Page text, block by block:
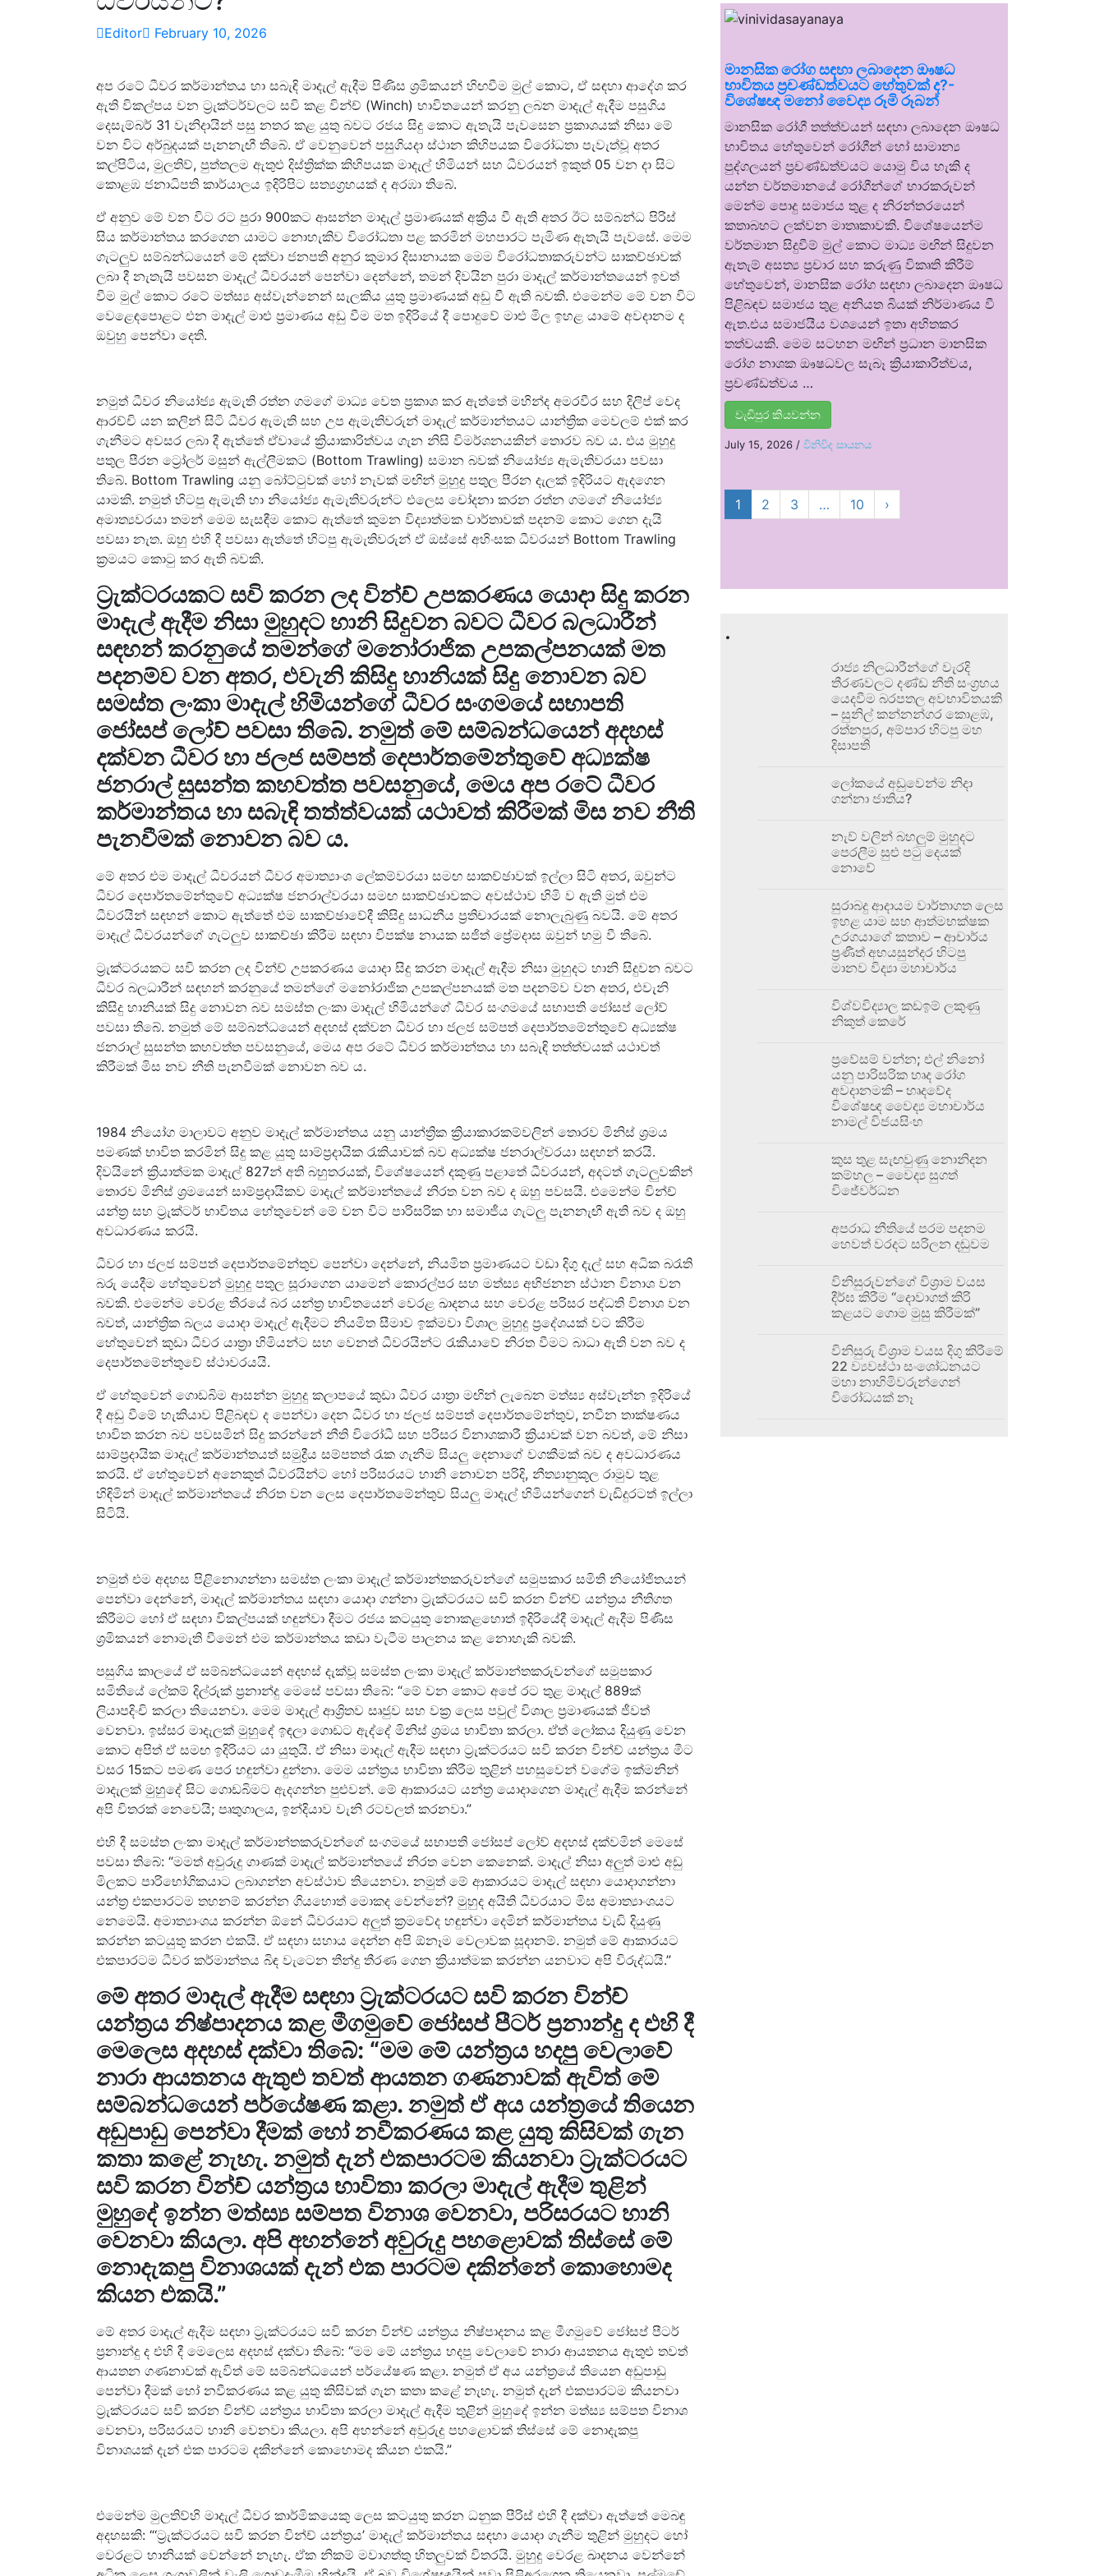
Editor February 10, 2026
අප රටේ ධීවර කර්මාන්තය හා සබැඳි මාදැල් ඇදීම පිණිස ශ්‍රමිකයන් හිඟවීම මුල් කොට, ඒ සඳහා ආදේශ කර
ඇති විකල්පය වන ට්‍රැක්ටර්වලට සවි කළ වින්ච් (Winch) භාවිතයෙන් කරනු ලබන මාදැල් ඇදීම පසුගිය
දෙසැම්බර් 31 වැනිදායින් පසු නතර කළ යුතු බවට රජය සිදු කොට ඇතැයි පැවසෙන ප්‍රකාශයක් නිසා මේ
වන විට අර්බුදයක් පැනනැඟී තිබේ. ඒ වෙනුවෙන් පසුගියදා ස්ථාන කිහිපයක විරෝධතා පැවැත්වූ අතර
කල්පිටිය, මුලතිව්, පුත්තලම ඇතුළු දිස්ත්‍රික්ක කිහිපයක මාදැල් හිමියන් සහ ධීවරයන් ඉකුත් 05 වන දා සිට
කොළඹ ජනාධිපති කාර්යාලය ඉදිරිපිට සත්‍යග්‍රහයක් ද අරඹා තිබේ.
ඒ අනුව මේ වන විට රට පුරා 900කට ආසන්න මාදැල් ප්‍රමාණයක් අක්‍රිය වී ඇති අතර ඊට සම්බන්ධ පිරිස්
සිය කර්මාන්තය කරගෙන යාමට නොහැකිව විරෝධතා පළ කරමින් මහපාරට පැමිණ ඇතැයි පැවසේ. මෙම
ගැටලුව සම්බන්ධයෙන් මේ දක්වා ජනපති අනුර කුමාර දිසානායක මෙම විරෝධතාකරුවන්ට සාකච්ඡාවක්
ලබා දී නැතැයි පවසන මාදැල් ධීවරයන් පෙන්වා දෙන්නේ, තමන් දිවයින පුරා මාදැල් කර්මාන්තයෙන් ඉවත්
වීම මුල් කොට රටේ මත්ස්‍ය අස්වැන්නෙන් සැලකිය යුතු ප්‍රමාණයක් අඩු වී ඇති බවකි. එමෙන්ම මේ වන විට
වෙළෙඳපොළට එන මාදැල් මාළු ප්‍රමාණය අඩු වීම මත ඉදිරියේ දී පොදුවේ මාළු මිල ඉහළ යාමේ අවදානම ද
ඔවුහු පෙන්වා දෙති.
නමුත් ධීවර නියෝජ්‍ය ඇමැති රත්න ගමගේ මාධ්‍ය වෙත ප්‍රකාශ කර ඇත්තේ මහින්ද අමරවීර සහ දිලිප් වෙද
ආරච්චි යන කලින් සිටි ධීවර ඇමැති සහ උප ඇමැතිවරුන් මාදැල් කර්මාන්තයට යාන්ත්‍රික මෙවලම් එක් කර
ගැනීමට අවසර ලබා දී ඇත්තේ ඒවායේ ක්‍රියාකාරිත්වය ගැන නිසි විමර්ශනයකින් තොරව බව ය. එය මුහුදු
පතුල පීරන ට්‍රෝලර් මසුන් ඇල්ලීමකට (Bottom Trawling) සමාන බවක් නියෝජ්‍ය ඇමැතිවරයා පවසා
තිබේ. Bottom Trawling යනු බෝට්ටුවක් හෝ නැවක් මඟින් මුහුදු පතුල පීරන දැලක් ඉදිරියට ඇදගෙන
යාමකි. නමුත් හිටපු ඇමැති හා නියෝජ්‍ය ඇමැතිවරුන්ට එලෙස චෝදනා කරන රත්න ගමගේ නියෝජ්‍ය
අමාත්‍යවරයා තමන් මෙම සැසඳීම කොට ඇත්තේ කුමන විද්‍යාත්මක වාර්තාවක් පදනම් කොට ගෙන දැයි
පවසා නැත. ඔහු එහි දී පවසා ඇත්තේ හිටපු ඇමැතිවරුන් ඒ ඔස්සේ අහිංසක ධීවරයන් Bottom Trawling
ක්‍රමයට කොටු කර ඇති බවකි.
ට්‍රැක්ටරයකට සවි කරන ලද වින්ච් උපකරණය යොදා සිදු කරන
මාදැල් ඇදීම නිසා මුහුදට හානි සිදුවන බවට ධීවර බලධාරීන්
සඳහන් කරනුයේ තමන්ගේ මනෝරාජික උපකල්පනයක් මත
පදනම්ව වන අතර, එවැනි කිසිදු හානියක් සිදු නොවන බව
සමස්ත ලංකා මාදැල් හිමියන්ගේ ධීවර සංගමයේ සභාපති
ජෝසප් ලෝව් පවසා තිබේ. නමුත් මේ සම්බන්ධයෙන් අදහස්
දක්වන ධීවර හා ජලජ සම්පත් දෙපාර්තමේන්තුවේ අධ්‍යක්ෂ
ජනරාල් සුසන්ත කහවත්ත පවසනුයේ, මෙය අප රටේ ධීවර
කර්මාන්තය හා සබැඳි තත්ත්වයක් යථාවත් කිරීමක් මිස නව නීති
පැනවීමක් නොවන බව ය.
මේ අතර එම මාදැල් ධීවරයන් ධීවර අමාත්‍යාංශ ලේකම්වරයා සමඟ සාකච්ඡාවක් ඉල්ලා සිටි අතර, ඔවුන්ට
ධීවර දෙපාර්තමේන්තුවේ අධ්‍යක්ෂ ජනරාල්වරයා සමඟ සාකච්ඡාවකට අවස්ථාව හිමි ව ඇති මුත් එම
ධීවරයින් සඳහන් කොට ඇත්තේ එම සාකච්ඡාවේදී කිසිදු සාධනීය ප්‍රතිචාරයක් නොලැබුණු බවයි. මේ අතර
මාදැල් ධීවරයන්ගේ ගැටලුව සාකච්ඡා කිරීම සඳහා විපක්ෂ නායක සජිත් ප්‍රේමදාස ඔවුන් හමු වී තිබේ.
ට්‍රැක්ටරයකට සවි කරන ලද වින්ච් උපකරණය යොදා සිදු කරන මාදැල් ඇදීම නිසා මුහුදට හානි සිදුවන බවට
ධීවර බලධාරීන් සඳහන් කරනුයේ තමන්ගේ මනෝරාජික උපකල්පනයක් මත පදනම්ව වන අතර, එවැනි
කිසිදු හානියක් සිදු නොවන බව සමස්ත ලංකා මාදැල් හිමියන්ගේ ධීවර සංගමයේ සභාපති ජෝසප් ලෝව්
පවසා තිබේ. නමුත් මේ සම්බන්ධයෙන් අදහස් දක්වන ධීවර හා ජලජ සම්පත් දෙපාර්තමේන්තුවේ අධ්‍යක්ෂ
ජනරාල් සුසන්ත කහවත්ත පවසනුයේ, මෙය අප රටේ ධීවර කර්මාන්තය හා සබැඳි තත්ත්වයක් යථාවත්
කිරීමක් මිස නව නීති පැනවීමක් නොවන බව ය.
1984 නියෝග මාලාවට අනුව මාදැල් කර්මාන්තය යනු යාන්ත්‍රික ක්‍රියාකාරකම්වලින් තොරව මිනිස් ශ්‍රමය
පමණක් භාවිත කරමින් සිදු කළ යුතු සාම්ප්‍රදායික රැකියාවක් බව අධ්‍යක්ෂ ජනරාල්වරයා සඳහන් කරයි.
දිවයිනේ ක්‍රියාත්මක මාදැල් 827න් අති බහුතරයක්, විශේෂයෙන් දකුණු පළාතේ ධීවරයන්, අදටත් ගැටලුවකින්
තොරව මිනිස් ශ්‍රමයෙන් සාම්ප්‍රදායිකව මාදැල් කර්මාන්තයේ නිරත වන බව ද ඔහු පවසයි. එමෙන්ම වින්ච්
යන්ත්‍ර සහ ට්‍රැක්ටර් භාවිතය හේතුවෙන් මේ වන විට පාරිසරික හා සමාජීය ගැටලු පැනනැඟී ඇති බව ද ඔහු
අවධාරණය කරයි.
ධීවර හා ජලජ සම්පත් දෙපාර්තමේන්තුව පෙන්වා දෙන්නේ, නියමිත ප්‍රමාණයට වඩා දිගු දැල් සහ අධික බරැති
බරු යෙදීම හේතුවෙන් මුහුදු පතුල සූරාගෙන යාමෙන් කොරල්පර සහ මත්ස්‍ය අභිජනන ස්ථාන විනාශ වන
බවකි. එමෙන්ම වෙරළ තීරයේ බර යන්ත්‍ර භාවිතයෙන් වෙරළ ඛාදනය සහ වෙරළ පරිසර පද්ධති විනාශ වන
බවත්, යාන්ත්‍රික බලය යොදා මාදැල් ඇදීමට නියමිත සීමාව ඉක්මවා විශාල මුහුදු ප්‍රදේශයක් වට කිරීම
හේතුවෙන් කුඩා ධීවර යාත්‍රා හිමියන්ට සහ වෙනත් ධීවරයින්ට රැකියාවේ නිරත වීමට බාධා ඇති වන බව ද
දෙපාර්තමේන්තුවේ ස්ථාවරයයි.
ඒ හේතුවෙන් ගොඩබිම ආසන්න මුහුදු කලාපයේ කුඩා ධීවර යාත්‍රා මඟින් ලැබෙන මත්ස්‍ය අස්වැන්න ඉදිරියේ
දී අඩු වීමේ හැකියාව පිළිබඳව ද පෙන්වා දෙන ධීවර හා ජලජ සම්පත් දෙපාර්තමේන්තුව, නවීන තාක්ෂණය
භාවිත කරන බව පවසමින් සිදු කරන්නේ නීති විරෝධී සහ පරිසර විනාශකාරී ක්‍රියාවක් වන බවත්, මේ නිසා
සාම්ප්‍රදායික මාදැල් කර්මාන්තයත් සමුද්‍රීය සම්පතත් රැක ගැනීම සියලු දෙනාගේ වගකීමක් බව ද අවධාරණය
කරයි. ඒ හේතුවෙන් අනෙකුත් ධීවරයින්ට හෝ පරිසරයට හානි නොවන පරිදි, නීත්‍යානුකූල රාමුව තුළ
හිඳිමින් මාදැල් කර්මාන්තයේ නිරත වන ලෙස දෙපාර්තමේන්තුව සියලු මාදැල් හිමියන්ගෙන් වැඩිදුරටත් ඉල්ලා
සිටියි.
නමුත් එම අදහස පිළිනොගන්නා සමස්ත ලංකා මාදැල් කර්මාන්තකරුවන්ගේ සමුපකාර සමිති නියෝජිතයන්
පෙන්වා දෙන්නේ, මාදැල් කර්මාන්තය සඳහා යොදා ගන්නා ට්‍රැක්ටරයට සවි කරන වින්ච් යන්ත්‍රය නීතිගත
කිරීමට හෝ ඒ සඳහා විකල්පයක් හඳුන්වා දීමට රජය කටයුතු නොකළහොත් ඉදිරියේදී මාදැල් ඇදීම පිණිස
ශ්‍රමිකයන් නොමැති වීමෙන් එම කර්මාන්තය කඩා වැටීම පාලනය කළ නොහැකි බවකි.
පසුගිය කාලයේ ඒ සම්බන්ධයෙන් අදහස් දැක්වූ සමස්ත ලංකා මාදැල් කර්මාන්තකරුවන්ගේ සමුපකාර
සමිතියේ ලේකම් දිල්රුක් ප්‍රනාන්දු මෙසේ පවසා තිබේ: “මේ වන කොට අපේ රට තුළ මාදැල් 889ක්
ලියාපදිංචි කරලා තියෙනවා. මෙම මාදැල් ආශ්‍රිතව සෘජුව සහ වක්‍ර ලෙස පවුල් විශාල ප්‍රමාණයක් ජීවත්
වෙනවා. ඉස්සර මාදැලක් මුහුදේ ඉඳලා ගොඩට ඇද්දේ මිනිස් ශ්‍රමය භාවිතා කරලා. ඒත් ලෝකය දියුණු වෙන
කොට අපිත් ඒ සමඟ ඉදිරියට යා යුතුයි. ඒ නිසා මාදැල් ඇදීම සඳහා ට්‍රැක්ටරයට සවි කරන වින්ච් යන්ත්‍රය මීට
වසර 15කට පමණ පෙර හඳුන්වා දුන්නා. මෙම යන්ත්‍රය භාවිතා කිරීම තුළින් පහසුවෙන් වගේම ඉක්මනින්
මාදැලක් මුහුදේ සිට ගොඩබිමට ඇදගන්න පුළුවන්. මේ ආකාරයට යන්ත්‍ර යොදාගෙන මාදැල් ඇදීම කරන්නේ
අපි විතරක් නෙවෙයි; පෘතුගාලය, ඉන්දියාව වැනි රටවලත් කරනවා.”
එහි දී සමස්ත ලංකා මාදැල් කර්මාන්තකරුවන්ගේ සංගමයේ සභාපති ජෝසප් ලෝව් අදහස් දක්වමින් මෙසේ
පවසා තිබේ: “මමත් අවුරුදු ගාණක් මාදැල් කර්මාන්තයේ නිරත වෙන කෙනෙක්. මාදැල් නිසා අලුත් මාළු අඩු
මිලකට පාරිභෝගිකයාට ලබාගන්න අවස්ථාව තියෙනවා. නමුත් මේ ආකාරයට මාදැල් සඳහා යොදාගන්නා
යන්ත්‍ර එකපාරටම තහනම් කරන්න ගියහොත් මොකද වෙන්නේ? මුහුද අයිති ධීවරයාට මිස අමාත්‍යාංශයට
නෙමෙයි. අමාත්‍යාංශය කරන්න ඕනේ ධීවරයාට අලුත් ක්‍රමවේද හඳුන්වා දෙමින් කර්මාන්තය වැඩි දියුණු
කරන්න කටයුතු කරන එකයි. ඒ සඳහා සහාය දෙන්න අපි ඕනෑම වෙලාවක සූදානම්. නමුත් මේ ආකාරයට
එකපාරටම ධීවර කර්මාන්තය බිඳ වැටෙන තීන්දු තීරණ ගෙන ක්‍රියාත්මක කරන්න යනවාට අපි විරුද්ධයි.”
මේ අතර මාදැල් ඇදීම සඳහා ට්‍රැක්ටරයට සවි කරන වින්ච්
යන්ත්‍රය නිෂ්පාදනය කළ මීගමුවේ ජෝසප් පීටර් ප්‍රනාන්දු ද එහි දී
මෙලෙස අදහස් දක්වා තිබේ: “මම මේ යන්ත්‍රය හදපු වෙලාවේ
නාරා ආයතනය ඇතුළු තවත් ආයතන ගණනාවක් ඇවිත් මේ
සම්බන්ධයෙන් පර්යේෂණ කළා. නමුත් ඒ අය යන්ත්‍රයේ තියෙන
අඩුපාඩු පෙන්වා දීමක් හෝ නවීකරණය කළ යුතු කිසිවක් ගැන
කතා කළේ නැහැ. නමුත් දැන් එකපාරටම කියනවා ට්‍රැක්ටරයට
සවි කරන වින්ච් යන්ත්‍රය භාවිතා කරලා මාදැල් ඇදීම තුළින්
මුහුදේ ඉන්න මත්ස්‍ය සම්පත විනාශ වෙනවා, පරිසරයට හානි
වෙනවා කියලා. අපි අහන්නේ අවුරුදු පහළොවක් තිස්සේ මේ
නොදැකපු විනාශයක් දැන් එක පාරටම දකින්නේ කොහොමද
කියන එකයි.”
මේ අතර මාදැල් ඇදීම සඳහා ට්‍රැක්ටරයට සවි කරන වින්ච් යන්ත්‍රය නිෂ්පාදනය කළ මීගමුවේ ජෝසප් පීටර්
ප්‍රනාන්දු ද එහි දී මෙලෙස අදහස් දක්වා තිබේ: “මම මේ යන්ත්‍රය හදපු වෙලාවේ නාරා ආයතනය ඇතුළු තවත්
ආයතන ගණනාවක් ඇවිත් මේ සම්බන්ධයෙන් පර්යේෂණ කළා. නමුත් ඒ අය යන්ත්‍රයේ තියෙන අඩුපාඩු
පෙන්වා දීමක් හෝ නවීකරණය කළ යුතු කිසිවක් ගැන කතා කළේ නැහැ. නමුත් දැන් එකපාරටම කියනවා
ට්‍රැක්ටරයට සවි කරන වින්ච් යන්ත්‍රය භාවිතා කරලා මාදැල් ඇදීම තුළින් මුහුදේ ඉන්න මත්ස්‍ය සම්පත විනාශ
වෙනවා, පරිසරයට හානි වෙනවා කියලා. අපි අහන්නේ අවුරුදු පහළොවක් තිස්සේ මේ නොදැකපු
විනාශයක් දැන් එක පාරටම දකින්නේ කොහොමද කියන එකයි.”
එමෙන්ම මුලතිව්හි මාදැල් ධීවර කාර්මිකයෙකු ලෙස කටයුතු කරන ධනුක පීරිස් එහි දී දක්වා ඇත්තේ මෙබඳු
අදහසකි: “‘ට්‍රැක්ටරයට සවි කරන වින්ච් යන්ත්‍රය’ මාදැල් කර්මාන්තය සඳහා යොදා ගැනීම තුළින් මුහුදට හෝ
වෙරළට හානියක් වෙන්නේ නැහැ. ඒක නිකම් මවාගත්තු හිතලුවක් විතරයි. මුහුදු වෙරළ ඛාදනය වෙන්නේ
මානසික රෝග සඳහා ලබාදෙන ඖෂධ
භාවිතය ප්‍රචණ්ඩත්වයට හේතුවක් ද?-
විශේෂඥ මනෝ වෛද්‍ය රූමි රූබන්
මානසික රෝගී තත්ත්වයන් සඳහා ලබාදෙන ඖෂධ
භාවිතය හේතුවෙන් රෝගීන් හෝ සාමාන්‍ය
පුද්ගලයන් ප්‍රචණ්ඩත්වයට යොමු විය හැකි ද
යන්න වර්තමානයේ රෝගීන්ගේ භාරකරුවන්
මෙන්ම පොදු සමාජය තුළ ද නිරන්තරයෙන්
කතාබහට ලක්වන මාතෘකාවකි. විශේෂයෙන්ම
වර්තමාන සිදුවීම් මුල් කොට මාධ්‍ය මඟින් සිදුවන
ඇතැම් අසත්‍ය ප්‍රචාර සහ කරුණු විකෘති කිරීම්
හේතුවෙන්, මානසික රෝග සඳහා ලබාදෙන ඖෂධ
පිළිබඳව සමාජය තුළ අනියත බියක් නිර්මාණය වී
ඇත.එය සමාජයීය වශයෙන් ඉතා අහිතකර
තත්වයකි. මෙම සටහන මඟින් ප්‍රධාන මානසික
රෝග නාශක ඖෂධවල සැබෑ ක්‍රියාකාරීත්වය,
ප්‍රචණ්ඩත්වය …
වැඩිපුර කියවන්න
July 15, 2026 / විනිවිද සායනය
1 2 3 … 10 ›
.
රාජ්‍ය නිලධාරීන්ගේ වැරදි
තීරණවලට දණ්ඩ නීති සංග්‍රහය
යෙදවීම බරපතල අවභාවිතයකි
– සුනිල් කන්නන්ගර කොළඹ,
රත්නපුර, අම්පාර හිටපු මහ
දිසාපති
ලෝකයේ අඩුවෙන්ම නිදා
ගන්නා ජාතිය?
නැව් වලින් බහලුම් මුහුදට
පෙරලීම සුළු පටු දෙයක්
නොවේ
සුරාබදු ආදායම වාර්තාගත ලෙස
ඉහළ යාම සහ ආත්මභක්ෂක
උරගයාගේ කතාව – ආචාර්ය
ප්‍රණීත් අභයසුන්දර හිටපු
මානව විද්‍යා මහාචාර්ය
විශ්වවිද්‍යාල කඩඉම් ලකුණු
නිකුත් කෙරේ
ප්‍රවේසම් වන්න; එල් නිනෝ
යනු පාරිසරික හෘද රෝග
අවදානමකි – හෘදවේද
විශේෂඥ වෛද්‍ය මහාචාර්ය
නාමල් විජයසිංහ
කුස තුළ සැඟවුණු නොනිදන
කම්හල – වෛද්‍ය සුගත්
විජේවර්ධන
අපරාධ නීතියේ පරම පදනම
හෙවත් වරදට සරිලන දඬුවම
විනිසුරුවන්ගේ විශ්‍රාම වයස
දීර්ඝ කිරීම “දොවාගත් කිරි
කළයට ගොම මුසු කිරීමක්”
විනිසුරු විශ්‍රාම වයස දිගු කිරීමේ
22 ව්‍යවස්ථා සංශෝධනයට
මහා නාහිමිවරුන්ගෙන්
විරෝධයක් නෑ